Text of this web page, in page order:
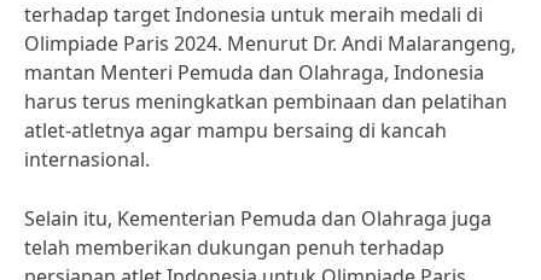
terhadap target Indonesia untuk meraih medali di
Olimpiade Paris 2024. Menurut Dr. Andi Malarangeng,
mantan Menteri Pemuda dan Olahraga, Indonesia
harus terus meningkatkan pembinaan dan pelatihan
atlet-atletnya agar mampu bersaing di kancah
internasional.
Selain itu, Kementerian Pemuda dan Olahraga juga
telah memberikan dukungan penuh terhadap